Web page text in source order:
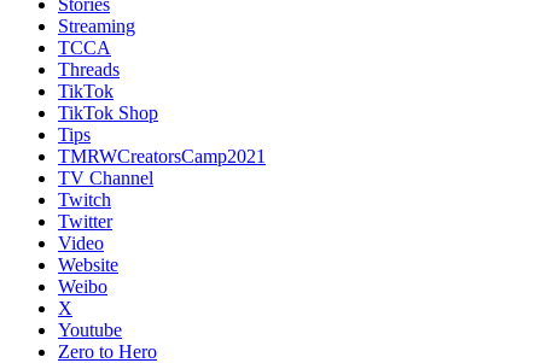
Streaming
TCCA
Threads
TikTok
TikTok Shop
Tips
TMRWCreatorsCamp2021
TV Channel
Twitch
Twitter
Video
Website
Weibo
X
Youtube
Zero to Hero